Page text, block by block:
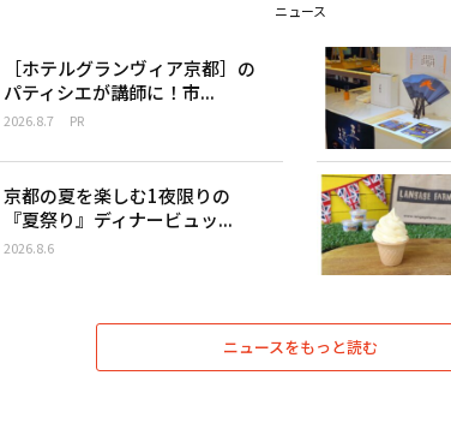
ニュース
［ホテルグランヴィア京都］の
パティシエが講師に！市...
2026.8.7 PR
京都の夏を楽しむ1夜限りの
『夏祭り』ディナービュッ...
2026.8.6
ニュースをもっと読む